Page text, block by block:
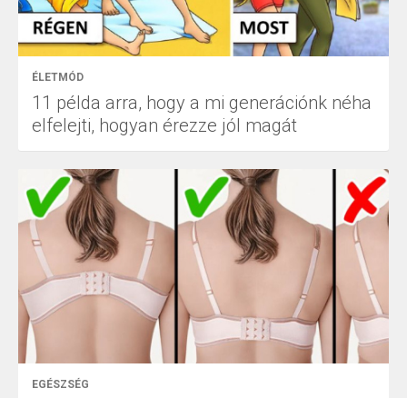
ÉLETMÓD
11 példa arra, hogy a mi generációnk néha
elfelejti, hogyan érezze jól magát
EGÉSZSÉG